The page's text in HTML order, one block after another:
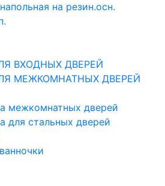
на резин.осн.
ВХОДНЫХ ДВЕРЕЙ
МЕЖКОМНАТНЫХ ДВЕРЕЙ
межкомнатных дверей
для стальных дверей